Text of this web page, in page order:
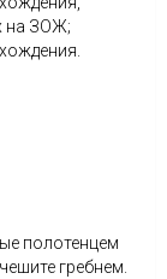
на ЗОЖ;
полотенцем
гребнем.